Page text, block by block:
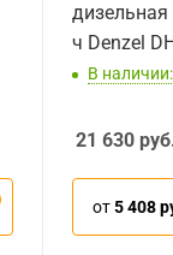
ч Denzel
В
21 630
от5 408